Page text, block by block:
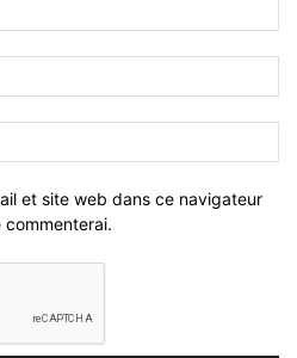
et site web dans ce navigateur